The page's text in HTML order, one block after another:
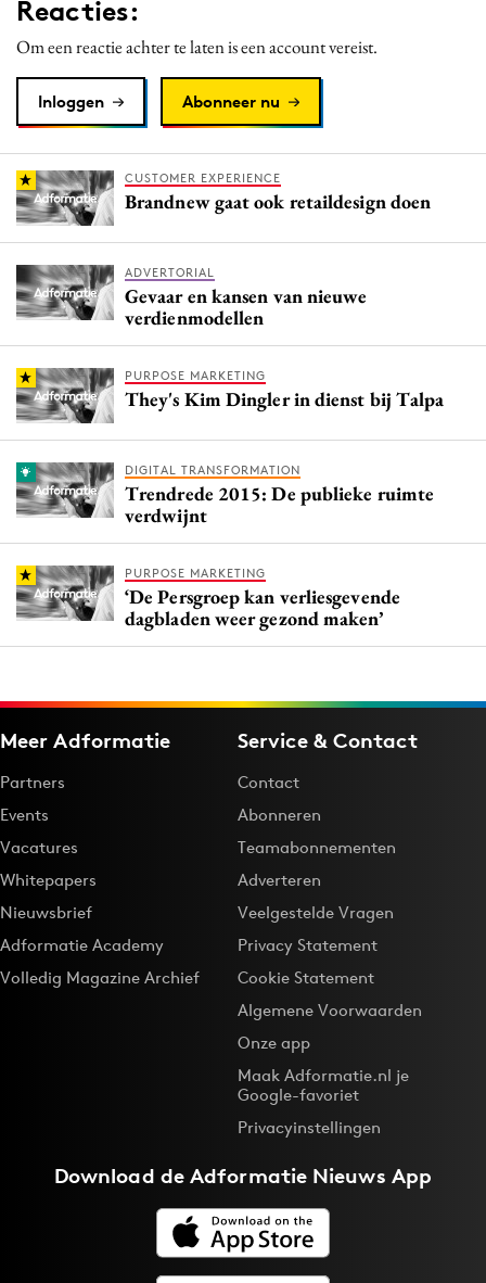
Reacties:
Om een reactie achter te laten is een account vereist.
Inloggen Abonneer nu
CUSTOMER EXPERIENCE
Brandnew gaat ook retaildesign doen
ADVERTORIAL
Gevaar en kansen van nieuwe
verdienmodellen
PURPOSE MARKETING
They's Kim Dingler in dienst bij Talpa
DIGITAL TRANSFORMATION
Trendrede 2015: De publieke ruimte
verdwijnt
PURPOSE MARKETING
‘De Persgroep kan verliesgevende
dagbladen weer gezond maken’
Meer Adformatie
Partners
Events
Vacatures
Whitepapers
Nieuwsbrief
Adformatie Academy
Volledig Magazine Archief
Service & Contact
Contact
Abonneren
Teamabonnementen
Adverteren
Veelgestelde Vragen
Privacy Statement
Cookie Statement
Algemene Voorwaarden
Onze app
Maak Adformatie.nl je
Google-favoriet
Privacyinstellingen
Download deAdformatie Nieuws App